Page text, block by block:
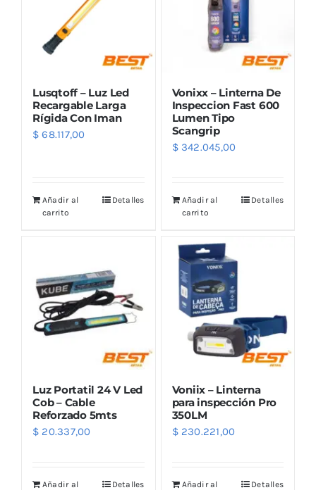
Noticias
Lusqtoff – Luz Led
Recargable Larga
Rígida Con Iman
$ 68.117,00
Añadir al
carrito
Detalles
Vonixx – Linterna De
Inspeccion Fast 600
Lumen Tipo
Scangrip
$342.045,00
Añadir al
carrito
Detalles
Luz Portatil 24 V Led
Cob – Cable
Reforzado 5mts
$ 20.337,00
Añadir al
Detalles
Voniix – Linterna
para inspección Pro
350LM
$230.221,00
Añadir al
Detalles